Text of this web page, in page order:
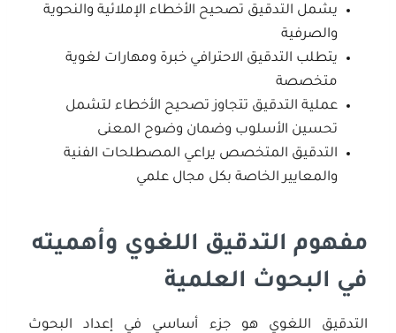
يشمل التدقيق تصحيح الأخطاء الإملائية والنحوية
والصرفية
يتطلب التدقيق الاحترافي خبرة ومهارات لغوية
متخصصة
عملية التدقيق تتجاوز تصحيح الأخطاء لتشمل
تحسين الأسلوب وضمان وضوح المعنى
التدقيق المتخصص يراعي المصطلحات الفنية
والمعايير الخاصة بكل مجال علمي
مفهوم التدقيق اللغوي وأهميته
في البحوث العلمية
التدقيق اللغوي هو جزء أساسي في إعداد البحوث